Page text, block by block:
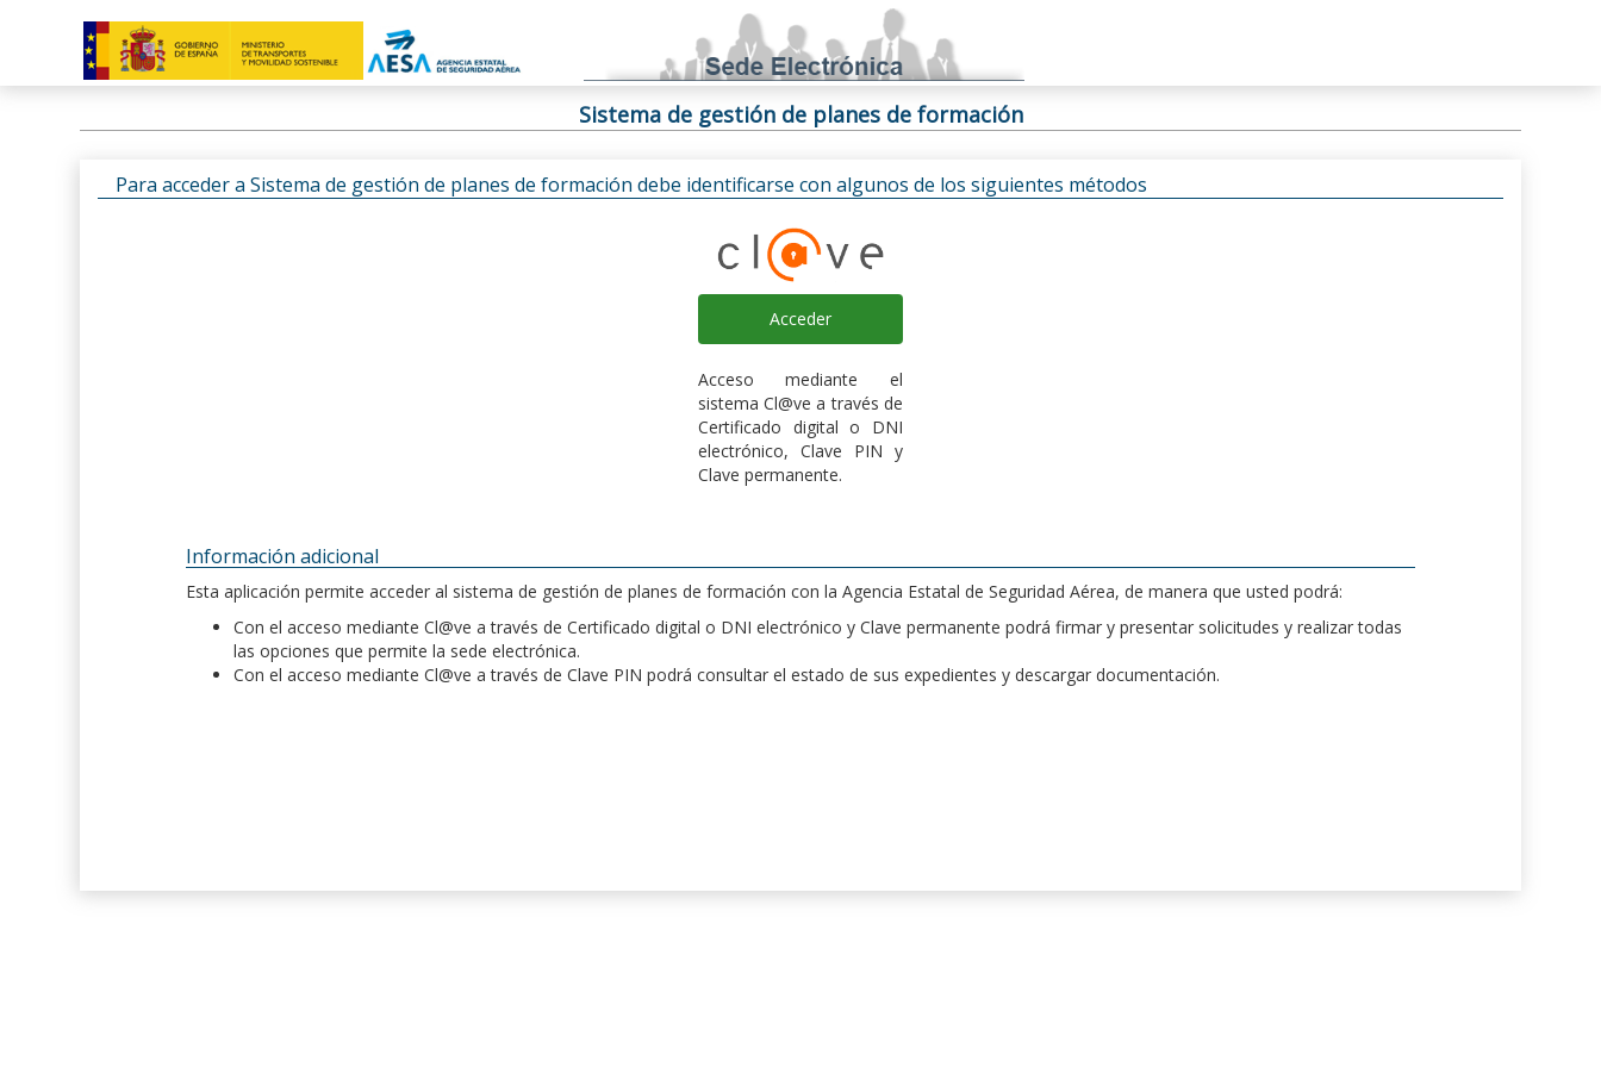
Sistema de gestión de planes de formación
Para acceder a Sistema de gestión de planes de formación debe identificarse con algunos de los siguientes métodos
Acceder
Acceso mediante el
sistema Cl@ve a través de
Certificado digital o DNI
electrónico, Clave PIN y
Clave permanente.
Información adicional
Esta aplicación permite acceder al sistema de gestión de planes de formación con la Agencia Estatal de Seguridad Aérea, de manera que usted podrá:
Con el acceso mediante Cl@ve a través de Certificado digital o DNI electrónico y Clave permanente podrá firmar y presentar solicitudes y realizar todas
las opciones que permite la sede electrónica.
Con el acceso mediante Cl@ve a través de Clave PIN podrá consultar el estado de sus expedientes y descargar documentación.